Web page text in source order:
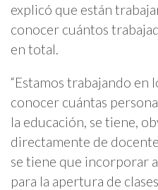
explicó que están
conocer cuántos
en total.
“Estamos trabajando en
conocer cuántas
la educación, se tiene,
directamente de
se tiene que incorporar
para la apertura de